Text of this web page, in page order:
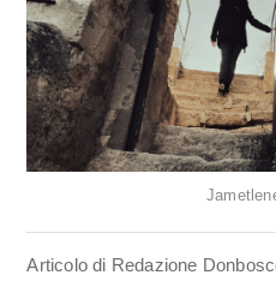
Articolo di Redazione